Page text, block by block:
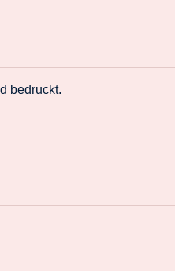
bedruckt.